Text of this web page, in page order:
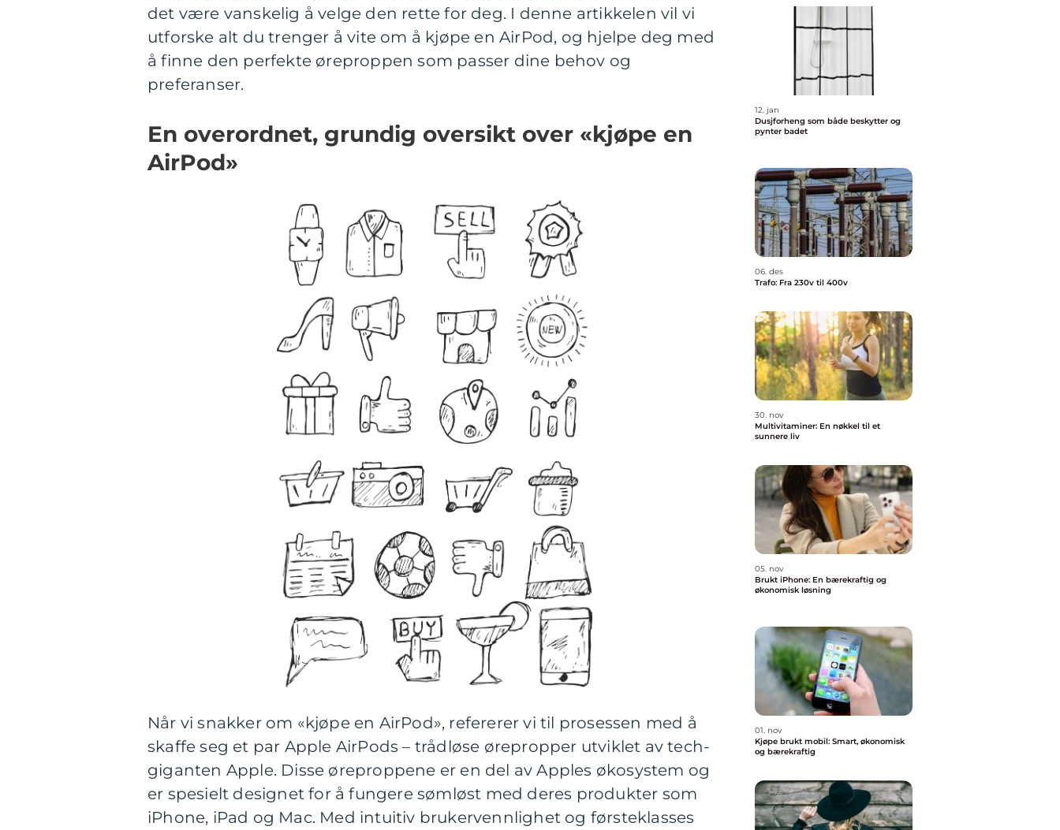
det være vanskelig å velge den rette for deg. I denne artikkelen vil vi
utforske alt du trenger å vite om å kjøpe en AirPod, og hjelpe deg med
å finne den perfekte øreproppen som passer dine behov og
preferanser.
En overordnet, grundig oversikt over «kjøpe en
AirPod»
Når vi snakker om «kjøpe en AirPod», refererer vi til prosessen med å
skaffe seg et par Apple AirPods – trådløse ørepropper utviklet av tech-
giganten Apple. Disse øreproppene er en del av Apples økosystem og
er spesielt designet for å fungere sømløst med deres produkter som
iPhone, iPad og Mac. Med intuitiv brukervennlighet og førsteklasses
12. jan
Dusjforheng som både beskytter og
pynter badet
06. des
Trafo: Fra 230v til 400v
30. nov
Multivitaminer: En nøkkel til et
sunnere liv
05. nov
Brukt iPhone: En bærekraftig og
økonomisk løsning
01. nov
Kjøpe brukt mobil: Smart, økonomisk
og bærekraftig